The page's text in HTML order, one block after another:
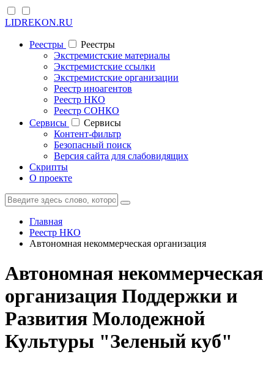
LIDREKON.RU
Реестры
Реестры
Экстремистские материалы
Экстремистские ссылки
Экстремистские организации
Реестр иноагентов
Реестр НКО
Реестр СОНКО
Cервисы
Cервисы
Контент-фильтр
Безопасный поиск
Версия сайта для слабовидящих
Скрипты
О проекте
Главная
Реестр НКО
Автономная некоммерческая организация
Автономная некоммерческая
организация Поддержки и
Развития Молодежной
Культуры "Зеленый куб"